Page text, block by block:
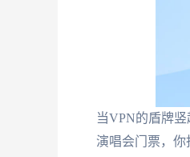
当VPN的盾牌
演唱会门票，